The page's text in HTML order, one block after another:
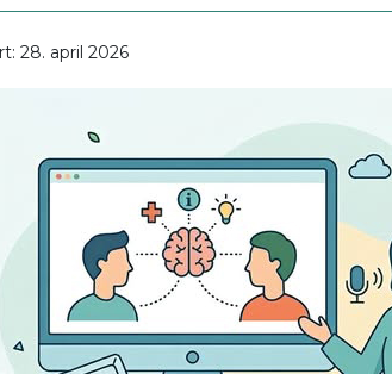
28. april 2026